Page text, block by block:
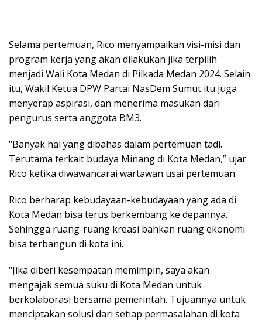
Selama pertemuan, Rico menyampaikan visi-misi dan
program kerja yang akan dilakukan jika terpilih
menjadi Wali Kota Medan di Pilkada Medan 2024. Selain
itu, Wakil Ketua DPW Partai NasDem Sumut itu juga
menyerap aspirasi, dan menerima masukan dari
pengurus serta anggota BM3.
“Banyak hal yang dibahas dalam pertemuan tadi.
Terutama terkait budaya Minang di Kota Medan,” ujar
Rico ketika diwawancarai wartawan usai pertemuan.
Rico berharap kebudayaan-kebudayaan yang ada di
Kota Medan bisa terus berkembang ke depannya.
Sehingga ruang-ruang kreasi bahkan ruang ekonomi
bisa terbangun di kota ini.
“Jika diberi kesempatan memimpin, saya akan
mengajak semua suku di Kota Medan untuk
berkolaborasi bersama pemerintah. Tujuannya untuk
menciptakan solusi dari setiap permasalahan di kota